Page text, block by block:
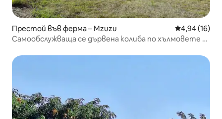
Престой във ферма – Mzuzu Средна
4,94 (16)
Самообслужваща се дървена колиба по хълмовете -